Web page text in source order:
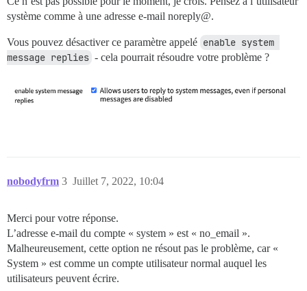
système comme à une adresse e-mail noreply@.
Vous pouvez désactiver ce paramètre appelé enable system
message replies - cela pourrait résoudre votre problème ?
nobodyfrm Juillet 7, 2022, 10:04
3
Merci pour votre réponse.
L’adresse e-mail du compte « system » est « no_email ».
Malheureusement, cette option ne résout pas le problème, car «
System » est comme un compte utilisateur normal auquel les
utilisateurs peuvent écrire.